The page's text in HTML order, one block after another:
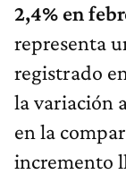
2,4% en
representa
registrado
la variación
en la
incremento